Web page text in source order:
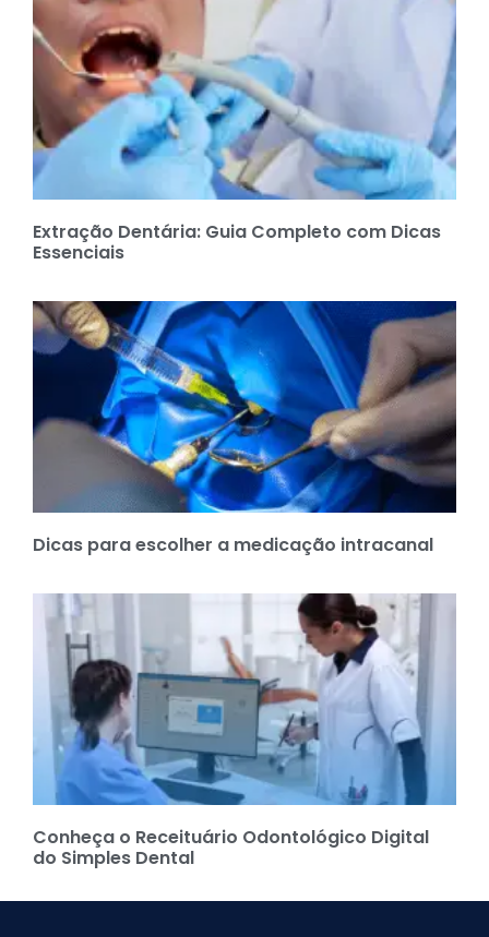
Extração Dentária: Guia Completo com Dicas
Essenciais
Dicas para escolher a medicação intracanal
Conheça o Receituário Odontológico Digital
do Simples Dental